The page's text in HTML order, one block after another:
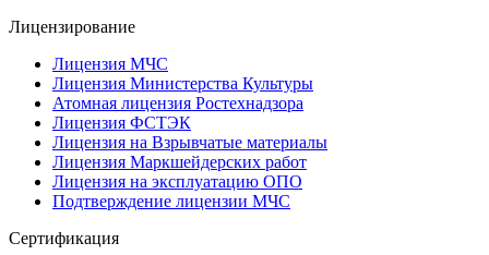
Лицензирование
Лицензия МЧС
Лицензия Министерства Культуры
Атомная лицензия Ростехнадзора
Лицензия ФСТЭК
Лицензия на Взрывчатые материалы
Лицензия Маркшейдерских работ
Лицензия на эксплуатацию ОПО
Подтверждение лицензии МЧС
Сертификация